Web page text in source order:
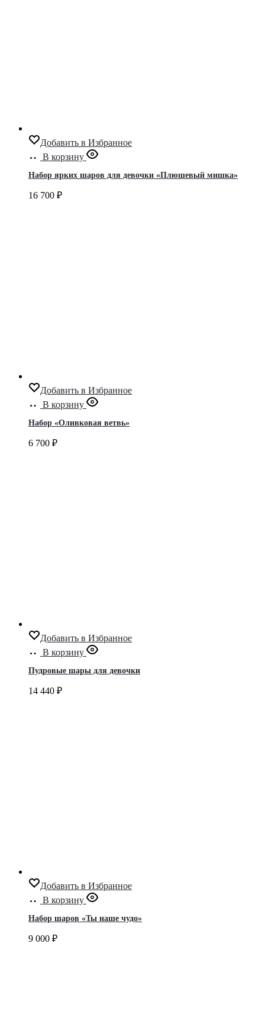
Добавить в Избранное
В корзину
Набор ярких шаров для девочки «Плюшевый мишка»
16 700 ₽
Добавить в Избранное
В корзину
Набор «Оливковая ветвь»
6 700 ₽
Добавить в Избранное
В корзину
Пудровые шары для девочки
14 440 ₽
Добавить в Избранное
В корзину
Набор шаров «Ты наше чудо»
9 000 ₽